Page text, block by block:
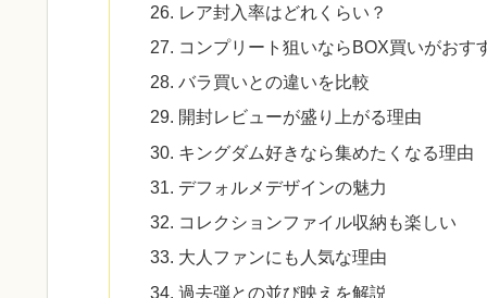
レア封入率はどれくらい？
コンプリート狙いならBOX買いがおす
バラ買いとの違いを比較
開封レビューが盛り上がる理由
キングダム好きなら集めたくなる理由
デフォルメデザインの魅力
コレクションファイル収納も楽しい
大人ファンにも人気な理由
過去弾との並び映えを解説